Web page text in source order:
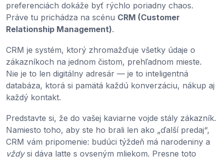
preferenciách dokáže byť rýchlo poriadny chaos.
Práve tu prichádza na scénu CRM (Customer
Relationship Management).
CRM je systém, ktorý zhromažďuje všetky údaje o
zákazníkoch na jednom čistom, prehľadnom mieste.
Nie je to len digitálny adresár — je to inteligentná
databáza, ktorá si pamätá každú konverzáciu, nákup aj
každý kontakt.
Predstavte si, že do vašej kaviarne vojde stály zákazník.
Namiesto toho, aby ste ho brali len ako „ďalší predaj“,
CRM vám pripomenie: budúci týždeň má narodeniny a
vždysi dáva latte s ovseným mliekom. Presne toto